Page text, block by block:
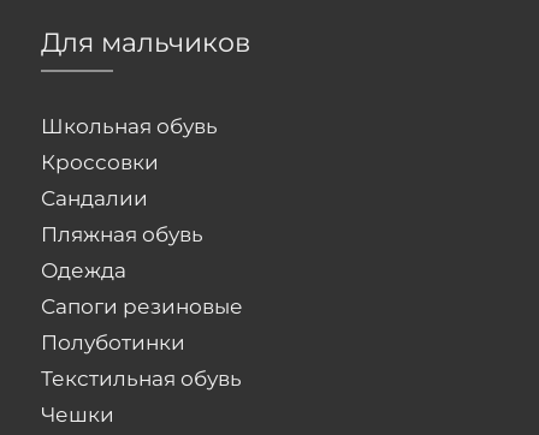
Для мальчиков
Школьная обувь
Кроссовки
Сандалии
Пляжная обувь
Одежда
Сапоги резиновые
Полуботинки
Текстильная обувь
Чешки